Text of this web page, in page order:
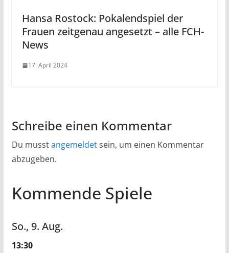
Hansa Rostock: Pokalendspiel der
Frauen zeitgenau angesetzt – alle FCH-
News
17. April 2024
Schreibe einen Kommentar
Du musstangemeldetsein, um einen Kommentar
abzugeben.
Kommende Spiele
So., 9. Aug.
13:30